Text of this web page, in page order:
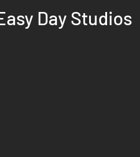
Day Studios